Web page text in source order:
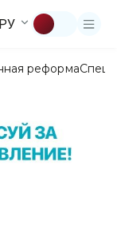
РУ
реформа